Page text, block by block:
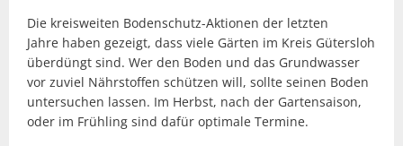
Die kreisweiten Bodenschutz-Aktionen der letzten
Jahre haben gezeigt, dass viele Gärten im Kreis Gütersloh
überdüngt sind. Wer den Boden und das Grundwasser
vor zuviel Nährstoffen schützen will, sollte seinen Boden
untersuchen lassen. Im Herbst, nach der Gartensaison,
oder im Frühling sind dafür optimale Termine.